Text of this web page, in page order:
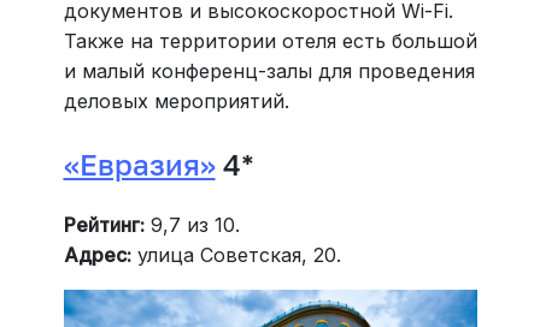
документов и высокоскоростной Wi-Fi.
Также на территории отеля есть большой
и малый конференц-залы для проведения
деловых мероприятий.
«Евразия»4*
Рейтинг:9,7 из 10.
Адрес:улица Советская, 20.